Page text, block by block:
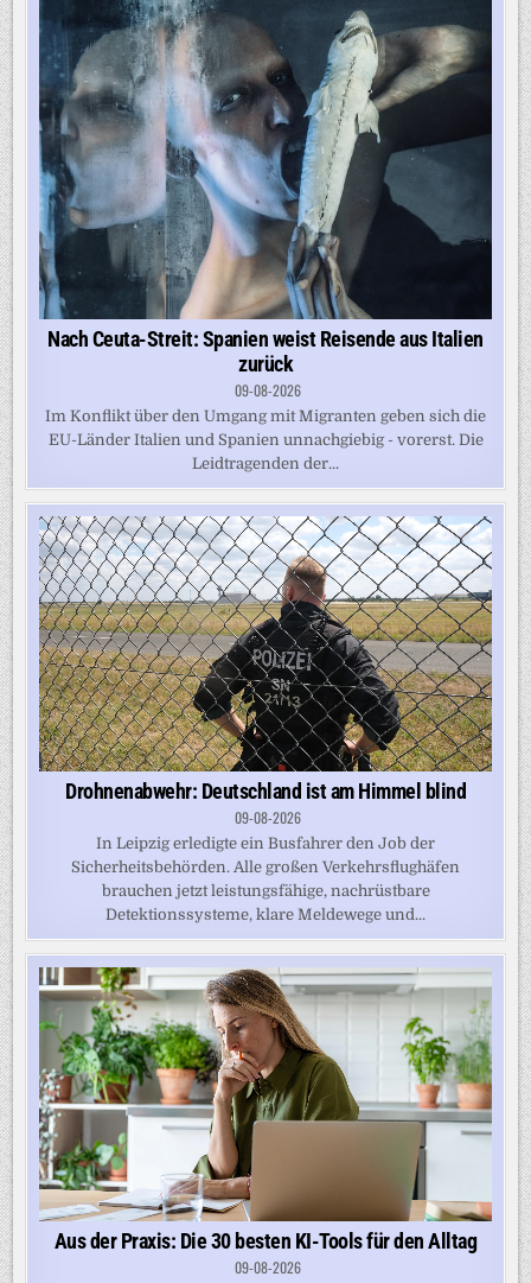
Nach Ceuta-Streit: Spanien weist Reisende aus Italien
zurück
09-08-2026
Im Konflikt über den Umgang mit Migranten geben sich die
EU-Länder Italien und Spanien unnachgiebig - vorerst. Die
Leidtragenden der...
Drohnenabwehr: Deutschland ist am Himmel blind
09-08-2026
In Leipzig erledigte ein Busfahrer den Job der
Sicherheitsbehörden. Alle großen Verkehrsflughäfen
brauchen jetzt leistungsfähige, nachrüstbare
Detektionssysteme, klare Meldewege und...
Aus der Praxis: Die 30 besten KI-Tools für den Alltag
09-08-2026